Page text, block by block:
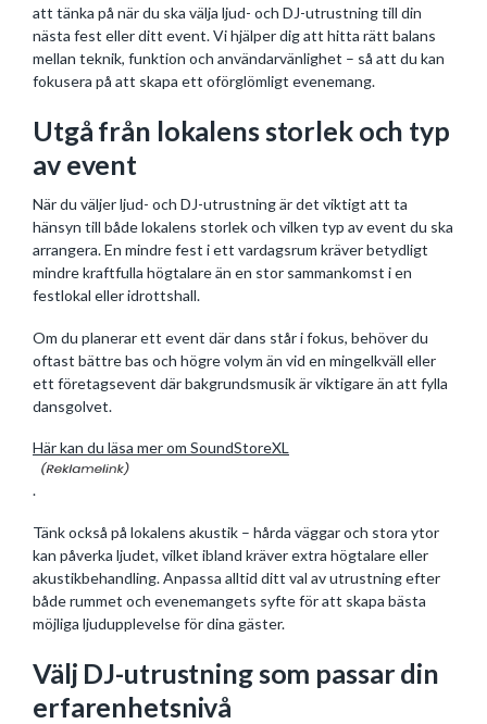
att tänka på när du ska välja ljud- och DJ-utrustning till din
nästa fest eller ditt event. Vi hjälper dig att hitta rätt balans
mellan teknik, funktion och användarvänlighet – så att du kan
fokusera på att skapa ett oförglömligt evenemang.
Utgå från lokalens storlek och typ
av event
När du väljer ljud- och DJ-utrustning är det viktigt att ta
hänsyn till både lokalens storlek och vilken typ av event du ska
arrangera. En mindre fest i ett vardagsrum kräver betydligt
mindre kraftfulla högtalare än en stor sammankomst i en
festlokal eller idrottshall.
Om du planerar ett event där dans står i fokus, behöver du
oftast bättre bas och högre volym än vid en mingelkväll eller
ett företagsevent där bakgrundsmusik är viktigare än att fylla
dansgolvet.
Här kan du läsa mer om SoundStoreXL
.
Tänk också på lokalens akustik – hårda väggar och stora ytor
kan påverka ljudet, vilket ibland kräver extra högtalare eller
akustikbehandling. Anpassa alltid ditt val av utrustning efter
både rummet och evenemangets syfte för att skapa bästa
möjliga ljudupplevelse för dina gäster.
Välj DJ-utrustning som passar din
erfarenhetsnivå